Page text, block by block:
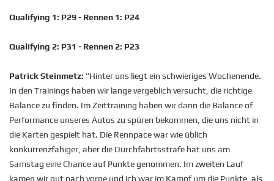
Qualifying 1: P29 - Rennen 1: P24
Qualifying 2: P31 - Rennen 2: P23
Patrick Steinmetz: "Hinter uns liegt ein schwieriges Wochenende.
In den Trainings haben wir lange vergeblich versucht, die richtige
Balance zu finden. Im Zeittraining haben wir dann die Balance of
Performance unseres Autos zu spüren bekommen, die uns nicht in
die Karten gespielt hat. Die Rennpace war wie üblich
konkurrenzfähiger, aber die Durchfahrtsstrafe hat uns am
Samstag eine Chance auf Punkte genommen. Im zweiten Lauf
kamen wir gut nach vorne und ich war im Kampf um die Punkte, als